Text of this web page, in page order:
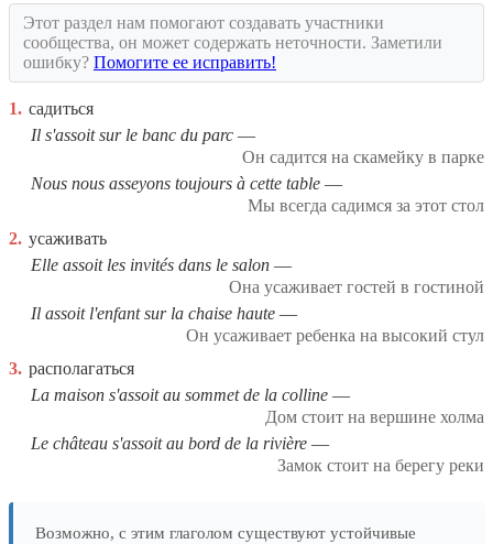
Этот раздел нам помогают создавать участники
сообщества, он может содержать неточности. Заметили
ошибку? Помогите ее исправить!
1. садиться
Il s'assoit sur le banc du parc
Он садится на скамейку в парке
Nous nous asseyons toujours à cette table
Мы всегда садимся за этот стол
2. усаживать
Elle assoit les invités dans le salon
Она усаживает гостей в гостиной
Il assoit l'enfant sur la chaise haute
Он усаживает ребенка на высокий стул
3. располагаться
La maison s'assoit au sommet de la colline
Дом стоит на вершине холма
Le château s'assoit au bord de la rivière
Замок стоит на берегу реки
Возможно, с этим глаголом существуют устойчивые